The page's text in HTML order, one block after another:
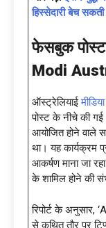
हिस्सेदारी बेच
फेसबुक
Modi
ऑस्ट्रेलियाई
पोस्ट के नीचे की गई
आयोजित होने वाले
था। यह कार्यक्रम
आकर्षण माना जा
के शामिल होने की
रिपोर्ट के
से कथित तौर पर